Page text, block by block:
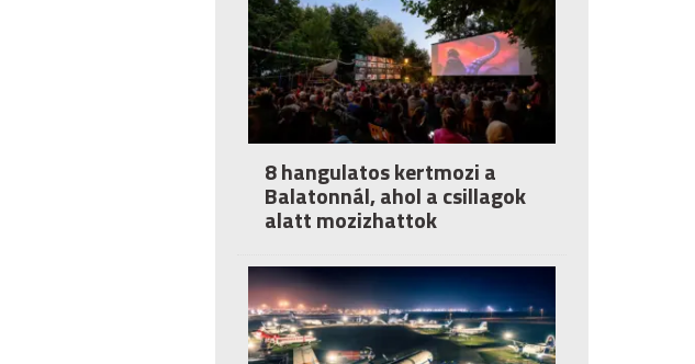
8 hangulatos kertmozi a
Balatonnál, ahol a csillagok
alatt mozizhattok